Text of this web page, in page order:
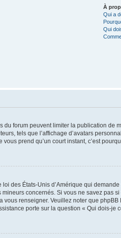
À
Qui a
Qui
du forum peuvent limiter la publication
tels que l’affichage d’avatars
prend qu’un court instant, c’est
des États-Unis d’Amérique qui
concernés. Si vous ne savez pas
renseigner. Veuillez noter que
porte sur la question « Qui dois-je